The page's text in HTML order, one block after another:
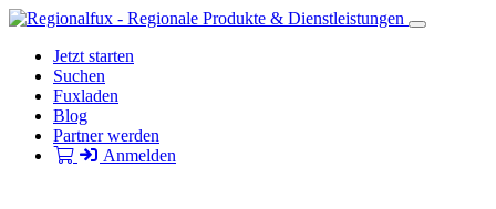
Jetzt starten
Suchen
Fuxladen
Blog
Partner werden
Anmelden